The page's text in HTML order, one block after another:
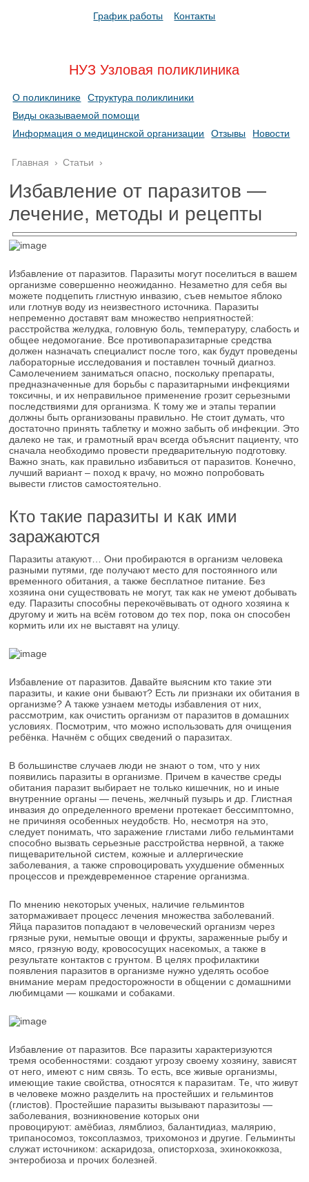
График работы Контакты
НУЗ Узловая поликлиника
О поликлинике
Структура поликлиники
Виды оказываемой помощи
Информация о медицинской организации
Отзывы Новости
Главная › Статьи ›
Избавление от паразитов —
лечение, методы и рецепты
Избавление от паразитов. Паразиты могут поселиться в вашем
организме совершенно неожиданно. Незаметно для себя вы
можете подцепить глистную инвазию, съев немытое яблоко
или глотнув воду из неизвестного источника. Паразиты
непременно доставят вам множество неприятностей:
расстройства желудка, головную боль, температуру, слабость и
общее недомогание. Все противопаразитарные средства
должен назначать специалист после того, как будут проведены
лабораторные исследования и поставлен точный диагноз.
Самолечением заниматься опасно, поскольку препараты,
предназначенные для борьбы с паразитарными инфекциями
токсичны, и их неправильное применение грозит серьезными
последствиями для организма. К тому же и этапы терапии
должны быть организованы правильно. Не стоит думать, что
достаточно принять таблетку и можно забыть об инфекции. Это
далеко не так, и грамотный врач всегда объяснит пациенту, что
сначала необходимо провести предварительную подготовку.
Важно знать, как правильно избавиться от паразитов. Конечно,
лучший вариант – поход к врачу, но можно попробовать
вывести глистов самостоятельно.
Кто такие паразиты и как ими
заражаются
Паразиты атакуют… Они пробираются в организм человека
разными путями, где получают место для постоянного или
временного обитания, а также бесплатное питание. Без
хозяина они существовать не могут, так как не умеют добывать
еду. Паразиты способны перекочёвывать от одного хозяина к
другому и жить на всём готовом до тех пор, пока он способен
кормить или их не выставят на улицу.
Избавление от паразитов. Давайте выясним кто такие эти
паразиты, и какие они бывают? Есть ли признаки их обитания в
организме? А также узнаем методы избавления от них,
рассмотрим, как очистить организм от паразитов в домашних
условиях. Посмотрим, что можно использовать для очищения
ребёнка. Начнём с общих сведений о паразитах.
В большинстве случаев люди не знают о том, что у них
появились паразиты в организме. Причем в качестве среды
обитания паразит выбирает не только кишечник, но и иные
внутренние органы — печень, желчный пузырь и др. Глистная
инвазия до определенного времени протекает бессимптомно,
не причиняя особенных неудобств. Но, несмотря на это,
следует понимать, что заражение глистами либо гельминтами
способно вызвать серьезные расстройства нервной, а также
пищеварительной систем, кожные и аллергические
заболевания, а также спровоцировать ухудшение обменных
процессов и преждевременное старение организма.
По мнению некоторых ученых, наличие гельминтов
затормаживает процесс лечения множества заболеваний.
Яйца паразитов попадают в человеческий организм через
грязные руки, немытые овощи и фрукты, зараженные рыбу и
мясо, грязную воду, кровососущих насекомых, а также в
результате контактов с грунтом. В целях профилактики
появления паразитов в организме нужно уделять особое
внимание мерам предосторожности в общении с домашними
любимцами — кошками и собаками.
Избавление от паразитов. Все паразиты характеризуются
тремя особенностями: создают угрозу своему хозяину, зависят
от него, имеют с ним связь. То есть, все живые организмы,
имеющие такие свойства, относятся к паразитам. Те, что живут
в человеке можно разделить на простейших и гельминтов
(глистов). Простейшие паразиты вызывают паразитозы —
заболевания, возникновение которых они
провоцируют: амёбиаз, лямблиоз, балантидиаз, малярию,
трипаносомоз, токсоплазмоз, трихомоноз и другие. Гельминты
служат источником: аскаридоза, описторхоза, эхинококкоза,
энтеробиоза и прочих болезней.